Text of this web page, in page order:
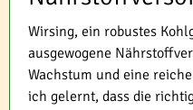
Wirsing, ein robustes
ausgewogene
Wachstum und eine
ich gelernt, dass die